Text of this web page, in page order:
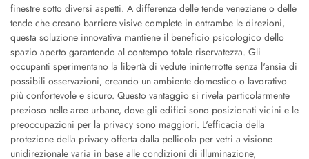
finestre sotto diversi aspetti. A differenza delle tende veneziane o delle
tende che creano barriere visive complete in entrambe le direzioni,
questa soluzione innovativa mantiene il beneficio psicologico dello
spazio aperto garantendo al contempo totale riservatezza. Gli
occupanti sperimentano la libertà di vedute ininterrotte senza l'ansia di
possibili osservazioni, creando un ambiente domestico o lavorativo
più confortevole e sicuro. Questo vantaggio si rivela particolarmente
prezioso nelle aree urbane, dove gli edifici sono posizionati vicini e le
preoccupazioni per la privacy sono maggiori. L'efficacia della
protezione della privacy offerta dalla pellicola per vetri a visione
unidirezionale varia in base alle condizioni di illuminazione,